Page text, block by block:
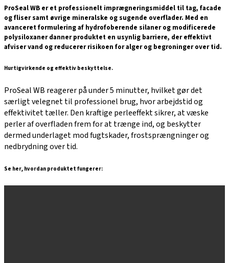
ProSeal WB er et professionelt imprægneringsmiddel til tag, facade
og fliser samt øvrige mineralske og sugende overflader. Med en
avanceret formulering af hydrofoberende silaner og modificerede
polysiloxaner danner produktet en usynlig barriere, der effektivt
afviser vand og reducerer risikoen for alger og begroninger over tid.
Hurtigvirkende og effektiv beskyttelse.
ProSeal WB reagerer på under 5 minutter, hvilket gør det
særligt velegnet til professionel brug, hvor arbejdstid og
effektivitet tæller. Den kraftige perleeffekt sikrer, at væske
perler af overfladen frem for at trænge ind, og beskytter
dermed underlaget mod fugtskader, frostsprængninger og
nedbrydning over tid.
Se her, hvordan produktet fungerer: